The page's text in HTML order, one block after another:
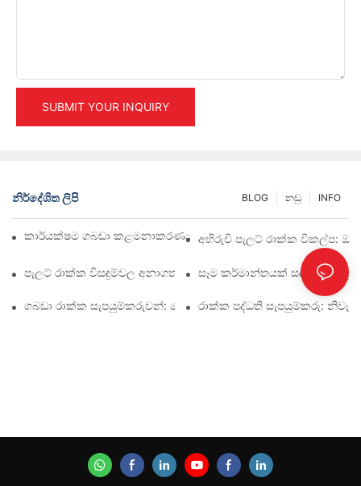
SUBMIT YOUR INQUIRY
නිර්දේශිත ලිපි INFO
නඩු
BLOG
කාර්යක්ෂම ගබඩා කළමනාකරණය සඳහා ඉහළම කාර්මික රාක්ක
අභිරුචි පැලට් රාක්ක විකල්ප:
පැලට් රාක්ක විසඳුම්වල අනාගතය: ප්‍රවණතා සහ නවෝත්පාදන
සෑම කර්මාන්තයක් සඳහාම
ගබඩා රාක්ක සැපයුම්කරුවන්: සොයා බැලිය යුතු දේ
රාක්ක පද්ධති සැපයුම්කරු: